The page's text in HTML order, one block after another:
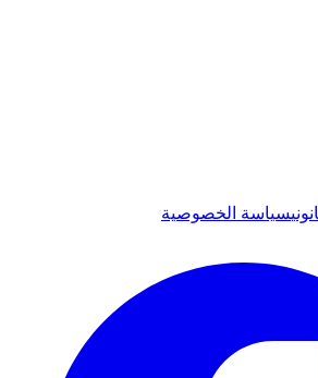
سياسة الخصوصية